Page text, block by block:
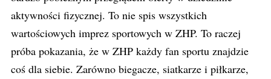
aktywności fizycznej. To nie spis wszystkich
wartościowych imprez sportowych w ZHP. To raczej
próba pokazania, że w ZHP każdy fan sportu znajdzie
coś dla siebie. Zarówno biegacze, siatkarze i piłkarze,